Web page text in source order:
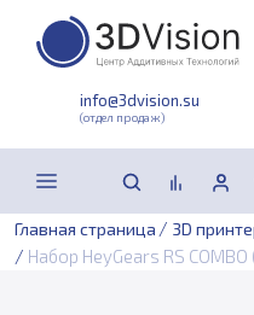
info@3dvision.su
(отдел продаж)
Главная страница / 3D
/ Набор HeyGears RS